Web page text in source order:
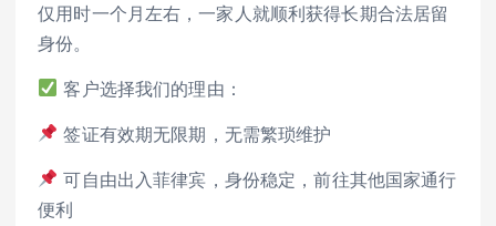
仅用时一个月左右，一家人就顺利获得长期合法居留
身份。
客户选择我们的理由：
签证有效期无限期，无需繁琐维护
可自由出入菲律宾，身份稳定，前往其他国家通行
便利